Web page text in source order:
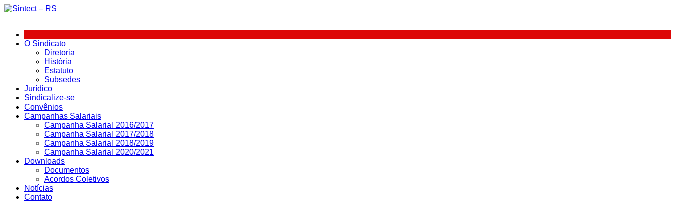
Ir
conteúdo
O Sindicato
Diretoria
História
Estatuto
Subsedes
Jurídico
Sindicalize-se
Convênios
Campanhas Salariais
Campanha Salarial 2016/2017
Campanha Salarial 2017/2018
Campanha Salarial 2018/2019
Campanha Salarial 2020/2021
Downloads
Documentos
Acordos Coletivos
Notícias
Contato